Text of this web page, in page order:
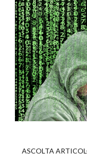
ASCOLTA